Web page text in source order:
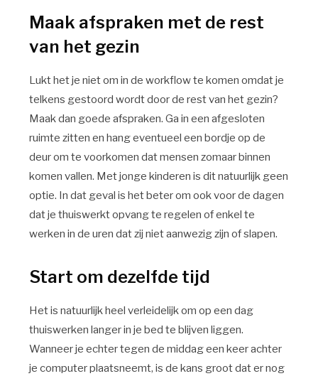
Maak afspraken met de rest
van het gezin
Lukt het je niet om in de workflow te komen omdat je
telkens gestoord wordt door de rest van het gezin?
Maak dan goede afspraken. Ga in een afgesloten
ruimte zitten en hang eventueel een bordje op de
deur om te voorkomen dat mensen zomaar binnen
komen vallen. Met jonge kinderen is dit natuurlijk geen
optie. In dat geval is het beter om ook voor de dagen
dat je thuiswerkt opvang te regelen of enkel te
werken in de uren dat zij niet aanwezig zijn of slapen.
Start om dezelfde tijd
Het is natuurlijk heel verleidelijk om op een dag
thuiswerken langer in je bed te blijven liggen.
Wanneer je echter tegen de middag een keer achter
je computer plaatsneemt, is de kans groot dat er nog